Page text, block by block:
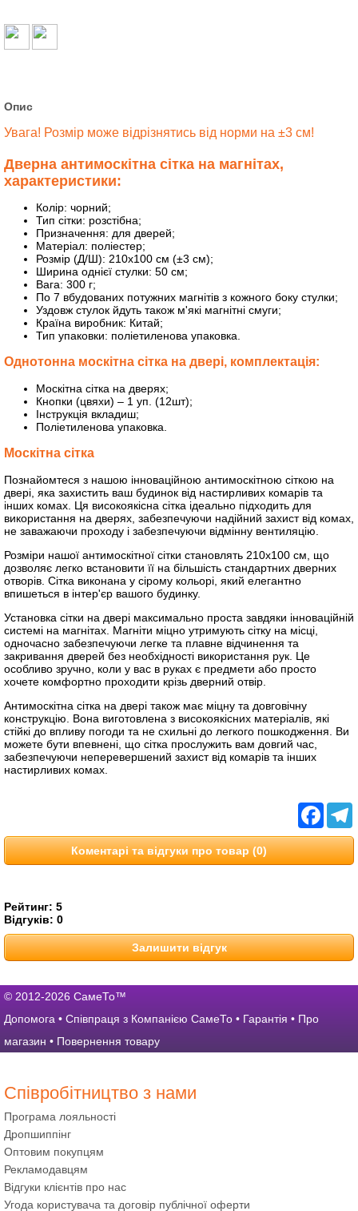
Опис
Увага! Розмір може відрізнятись від норми на ±3 см!
Дверна антимоскітна сітка на магнітах,
характеристики:
Колір: чорний;
Тип сітки: розстібна;
Призначення: для дверей;
Матеріал: поліестер;
Розмір (Д/Ш): 210х100 см (±3 см);
Ширина однієї стулки: 50 см;
Вага: 300 г;
По 7 вбудованих потужних магнітів з кожного боку стулки;
Уздовж стулок йдуть також м'які магнітні смуги;
Країна виробник: Китай;
Тип упаковки: поліетиленова упаковка.
Однотонна москітна сітка на двері, комплектація:
Москітна сітка на дверях;
Кнопки (цвяхи) – 1 уп. (12шт);
Інструкція вкладиш;
Поліетиленова упаковка.
Москітна сітка
Познайомтеся з нашою інноваційною антимоскітною сіткою на
двері, яка захистить ваш будинок від настирливих комарів та
інших комах. Ця високоякісна сітка ідеально підходить для
використання на дверях, забезпечуючи надійний захист від комах,
не заважаючи проходу і забезпечуючи відмінну вентиляцію.
Розміри нашої антимоскітної сітки становлять 210x100 см, що
дозволяє легко встановити її на більшість стандартних дверних
отворів. Сітка виконана у сірому кольорі, який елегантно
впишеться в інтер'єр вашого будинку.
Установка сітки на двері максимально проста завдяки інноваційній
системі на магнітах. Магніти міцно утримують сітку на місці,
одночасно забезпечуючи легке та плавне відчинення та
закривання дверей без необхідності використання рук. Це
особливо зручно, коли у вас в руках є предмети або просто
хочете комфортно проходити крізь дверний отвір.
Антимоскітна сітка на двері також має міцну та довговічну
конструкцію. Вона виготовлена з високоякісних матеріалів, які
стійкі до впливу погоди та не схильні до легкого пошкодження. Ви
можете бути впевнені, що сітка прослужить вам довгий час,
забезпечуючи неперевершений захист від комарів та інших
настирливих комах.
Коментарі та відгуки про товар (0)
Рейтинг: 5
Відгуків: 0
Залишити відгук
© 2012-2026 СамеТо™
Допомога • Співпраця з Компанією СамеТо • Гарантія • Про
магазин • Повернення товару
Співробітництво з нами
Програма лояльності
Дропшиппінг
Оптовим покупцям
Рекламодавцям
Відгуки клієнтів про нас
Угода користувача та договір публічної оферти